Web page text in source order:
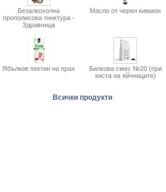
Безалкохолна
прополисова тинктура -
Здравница
Масло от черен кимион
Ябълков пектин на прах
Билкова смес №20 (при
киста на яйчниците)
Всички продукти